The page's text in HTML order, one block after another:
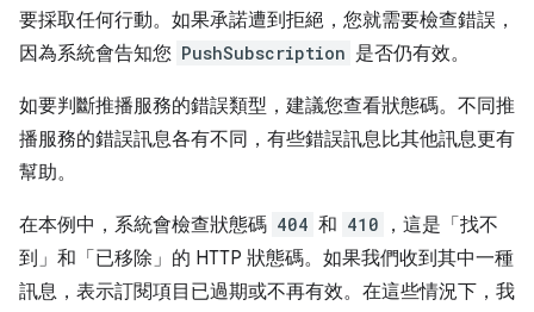
要採取任何行動。如果承諾遭到拒絕，您就需要檢查錯誤，
因為系統會告知您 PushSubscription 是否仍有效。
如要判斷推播服務的錯誤類型，建議您查看狀態碼。不同推
播服務的錯誤訊息各有不同，有些錯誤訊息比其他訊息更有
幫助。
在本例中，系統會檢查狀態碼 404 和 410
，這是「找不
到」和「已移除」的 HTTP 狀態碼。如果我們收到其中一種
訊息，表示訂閱項目已過期或不再有效。在這些情況下，我